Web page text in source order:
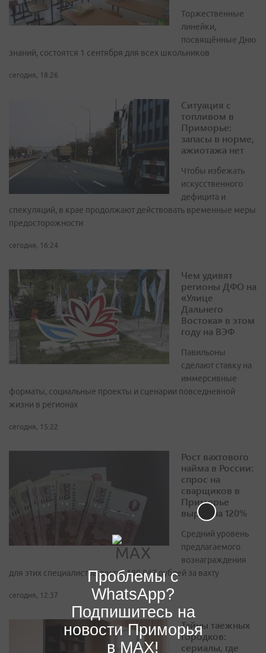
Торжественные
линейки,
посвящённые Дню
знаний, состоятся 1 сентября для всех школьников
сегодня, 18:26
Ситуация с
топливом в
Приморье:
запасы в норме,
ажиотажа нет
Чтобы избежать
искусственного
дефицита и
спекуляций, в крае продолжают действовать временные меры
предосторожности
сегодня, 16:24
Чем удивят
регионы ДФО на
«Улице
Дальнего
Востока» в этом
году на ВЭФ
Павильоны
сделают ставку на
иммерсивные
форматы, социальные проекты и сценарии повседневной
жизни в регионах
сегодня, 15:22
Рост вахтового
найма в России:
спрос на
сварщиков в
Приморье
вырос на 120%
Средний уровень
предлагаемого
вознаграждения
для этих специалистов достиг 189 847 рублей за вахту
сегодня, 12:37
Тайны таежных
городков:
сериалы, где
Проблемы с
WhatsApp?
Подпишитесь на
новости Приморья
в MAX!